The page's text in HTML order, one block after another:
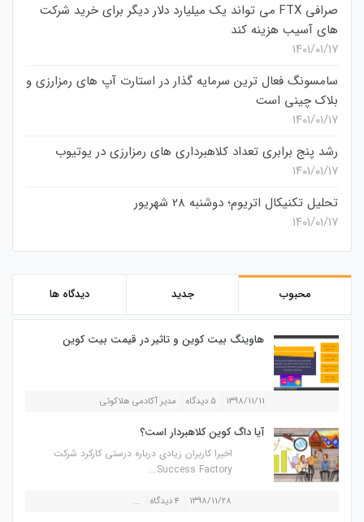
صرافی FTX می تواند یک میلیارد دلار دیگر برای خرید شرکت
های آسیب هزینه کند
۱۴۰۱/۰۱/۱۷
سامسونگ فعال‌ ترین سرمایه‌ گذار در استارت‌ آپ‌ های رمزارزی و
بلاک چینی است
۱۴۰۱/۰۱/۱۷
رشد پنج برابری تعداد کلاهبرداری های رمزارزی در یوتیوب
۱۴۰۱/۰۱/۱۷
تحلیل تکنیکال اتریوم؛ دوشنبه 28 شهریور
۱۴۰۱/۰۱/۱۷
محبوب جدید دیدگاه ها
هاوینگ بیت کوین و تاثیر در قیمت بیت کوین
۱۳۹۸/۱۱/۱۱ ۵ دیدگاه مدیر آکادمی هلاکوئی
آیا داگ کوین کلاهبردار است؟
اخیرا کاربران زیادی درباره درستی کارکرد شرکت
Success Factory...
۱۳۹۸/۱۱/۲۸ ۴ دیدگاه ...